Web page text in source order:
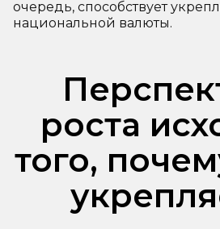
очередь, способствует
национальной валюты.
роста
того,